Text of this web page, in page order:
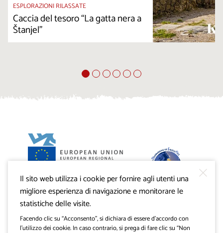
ESPLORAZIONI RILASSATE
Caccia del tesoro “La gatta nera a
Štanjel”
Progetto VisitKras. L’investimento è cofinanziato dalla
Repubblica di Slovenia e dal Fondo europeo di sviluppo
regionale dell’Unione Europea.
Il sito web utilizza i cookie per fornire agli utenti una
migliore esperienza di navigazione e monitorare le
statistiche delle visite.
Facendo clic su “Acconsento”, si dichiara di essere d’accordo con
l’utilizzo dei cookie. In caso contrario, si prega di fare clic su “Non